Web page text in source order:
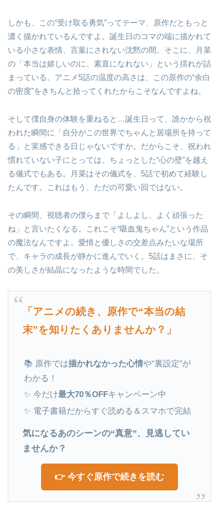
しかも、この“受け取る勇気”ってテーマ、原作だともっと
濃く描かれているんですよ。誕生日のコマの端に描かれて
いる小さな表情、言葉にされない沈黙の間。そこに、月菜
の「本当は嬉しいのに、素直になれない」という揺れが詰
まっている。アニメ5話の温度の高さは、この原作の“余白
の密度”をきちんと拾ってくれたからこそなんですよね。
そして僕自身の体験を重ねると…誕生日って、誰かから祝
われた瞬間に「自分がこの世界でちゃんと居場所を持って
る」と実感できる日じゃないですか。だからこそ、祝われ
慣れていない子にとっては、ちょっとした“心の壁”を越え
る儀式でもある。月菜はその儀式を、5話で初めて経験し
たんです。これはもう、ただの可愛い回ではない。
その瞬間、視聴者の僕らまで「よしよし、よく頑張った
ね」と言いたくなる。これこそ“吸血鬼ちゃん”という作品
の魔法なんですよ。愛情と優しさの交差点みたいな場所
で、キャラの成長が静かに進んでいく。5話はまさに、そ
の美しさが結晶になったような時間でした。
「アニメの続き、原作で“本当の結
末”を知りたくありませんか？」
📚 原作では描かれなかった心情や“裏設定”が
わかる！
✨ 今だけ最大70％OFFキャンペーン中
✨ 電子書籍だからすぐ読める＆スマホで完結
気になるあのシーンの“真意”、見逃してい
ませんか？
👉 今すぐ原作で続きを読む